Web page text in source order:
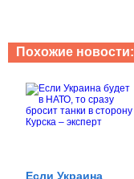
Похожие новости:
Если Украина